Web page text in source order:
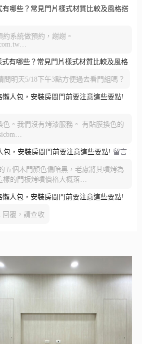
有哪些？常見門片樣式材質比較及風格搭
系統做預約，謝謝。
式有哪些？常見門片樣式材質比較及風格
問明天5/18下午3點方便過去看門組嗎？
懶人包，安裝房間門前要注意這些要點!
色。我們沒有烤漆服務。 有貼膜換色的
包，安裝房間門前要注意這些要點! 留言 :
五個木門顏色偏暗黑，老慮將其噴烤為
樣的門板烤噴價格大概落…
懶人包，安裝房間門前要注意這些要點!
回覆，請查收